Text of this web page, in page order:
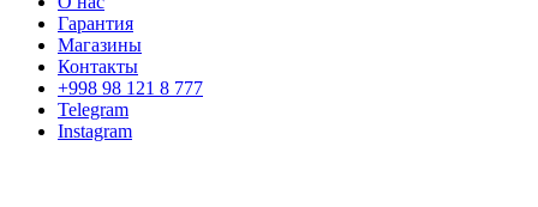
Гарантия
Магазины
Контакты
+998 98 121 8 777
Telegram
Instagram